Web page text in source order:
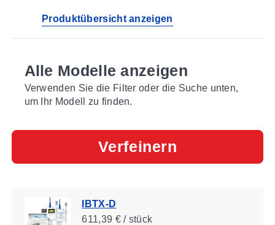
Produktübersicht anzeigen
Alle Modelle anzeigen
Verwenden Sie die Filter oder die Suche unten,
um Ihr Modell zu finden.
Verfeinern
IBTX-D
611,39 € / stück